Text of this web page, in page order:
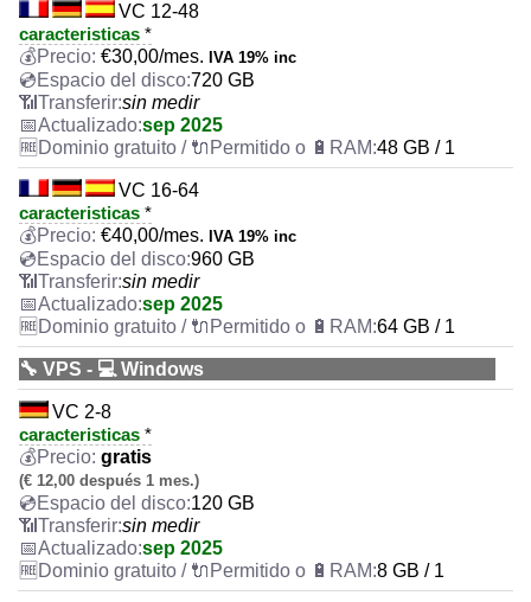
VC 12-48
caracteristicas *
€30,00/mes. IVA 19% inc
720 GB
sin medir
sep 2025
48 GB / 1
VC 16-64
caracteristicas *
€40,00/mes. IVA 19% inc
960 GB
sin medir
sep 2025
64 GB / 1
🔧 VPS - 💻 Windows
VC 2-8
caracteristicas *
gratis
(€ 12,00 después 1 mes.)
120 GB
sin medir
sep 2025
8 GB / 1